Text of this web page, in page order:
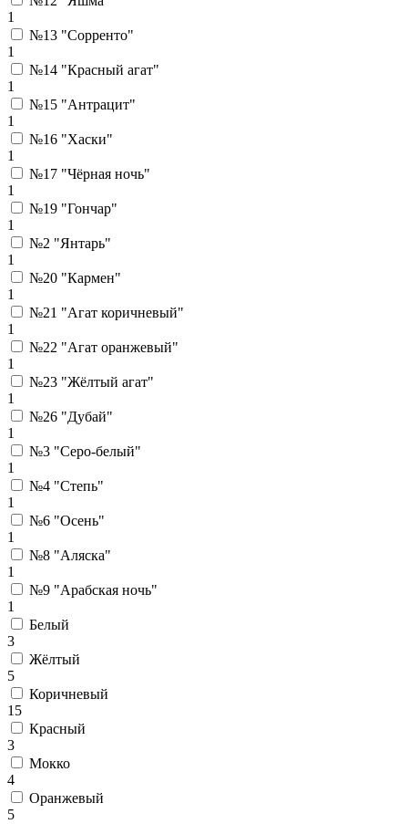
1
№13 "Сорренто"
1
№14 "Красный агат"
1
№15 "Антрацит"
1
№16 "Хаски"
1
№17 "Чёрная ночь"
1
№19 "Гончар"
1
№2 "Янтарь"
1
№20 "Кармен"
1
№21 "Агат коричневый"
1
№22 "Агат оранжевый"
1
№23 "Жёлтый агат"
1
№26 "Дубай"
1
№3 "Серо-белый"
1
№4 "Степь"
1
№6 "Осень"
1
№8 "Аляска"
1
№9 "Арабская ночь"
1
Белый
3
Жёлтый
5
Коричневый
15
Красный
3
Мокко
4
Оранжевый
5